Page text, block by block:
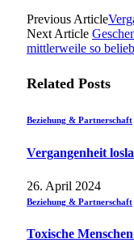
Previous Article
Next Article
mittlerweile so
Related Posts
Beziehung & Partnerschaft
Vergangenheit
26. April 2024
Beziehung & Partnerschaft
Toxische